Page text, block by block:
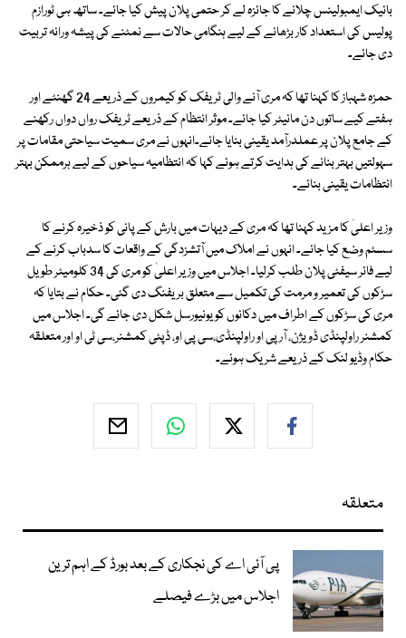
بائیک ایمبولینس چلانے کا جائزہ لے کر حتمی پلان پیش کیا جائے۔ ساتھ ہی ٹورازم
پولیس کی استعداد کار بڑھانے کے لیے ہنگامی حالات سے نمٹنے کی پیشہ ورانہ تربیت
دی جائے۔
حمزہ شہباز کا کہنا تھا کہ مری آنے والی ٹریفک کو کیمروں کے ذریعے 24 گھنٹے اور
ہفتے کیے ساتوں دن مانیٹر کیا جائے۔ موثر انتظام کے ذریعے ٹریفک رواں دواں رکھنے
کے جامع پلان پر عملدرآمد یقینی بنایا جائے۔انہوں نے مری سمیت سیاحتی مقامات پر
سہولتیں بہتر بنانے کی ہدایت کرتے ہوئے کہا کہ انتظامیہ سیاحوں کے لیے ہرممکن بہتر
انتظامات یقینی بنائے۔
وزیر اعلیٰ کا مزید کہنا تھا کہ مری کے دیہات میں بارش کے پانی کو ذخیرہ کرنے کا
سسٹم وضع کیا جائے۔ انہوں نے املاک میں آتشزدگی کے واقعات کا سدباب کرنے کے
لیے فائر سیفٹی پلان طلب کرلیا۔ اجلاس میں وزیر اعلیٰ کو مری کی 34 کلومیٹر طویل
سڑکوں کی تعمیر و مرمت کی تکمیل سے متعلق بریفنگ دی گئی۔ حکام نے بتایا کہ
مری کی سڑکوں کے اطراف میں دکانوں کو یونیورسل شکل دی جائے گی۔ اجلاس میں
کمشنر راولپنڈی ڈویژن، آر پی او راولپنڈی،سی پی او، ڈپٹی کمشنر،سی ٹی او اور متعلقہ
حکام وڈیو لنک کے ذریعے شریک ہوئے۔
متعلقہ
پی آئی اے کی نجکاری کے بعد بورڈ کے اہم ترین
اجلاس میں بڑے فیصلے